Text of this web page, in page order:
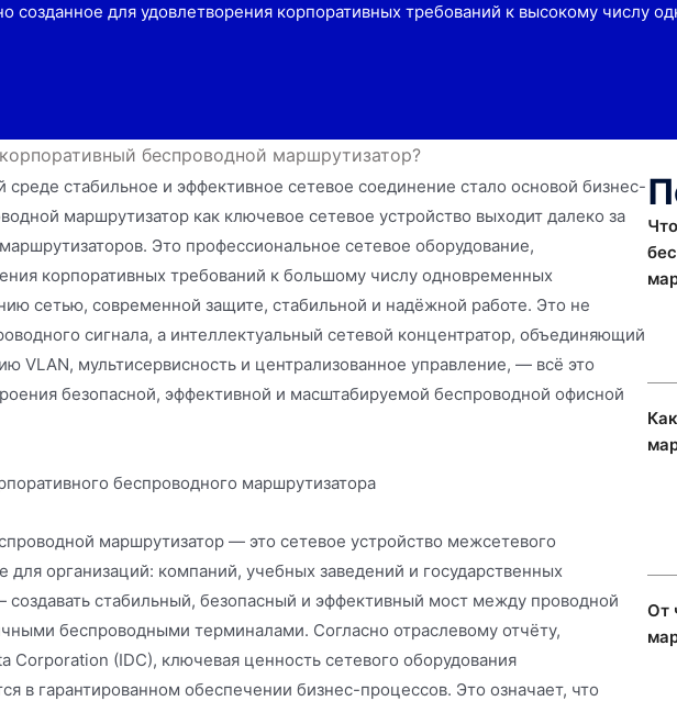
созданное для удовлетворения корпоративных требований к высокому числу
беспроводной маршрутизатор?
стабильное и эффективное сетевое соединение стало основой бизнес-
маршрутизатор как ключевое сетевое устройство выходит далеко за
Это профессиональное сетевое оборудование,
корпоративных требований к большому числу одновременных
сетью, современной защите, стабильной и надёжной работе. Это не
сигнала, а интеллектуальный сетевой концентратор, объединяющий
VLAN, мультисервисность и централизованное управление, — всё это
безопасной, эффективной и масштабируемой беспроводной офисной
беспроводного маршрутизатора
маршрутизатор — это сетевое устройство межсетевого
для организаций: компаний, учебных заведений и государственных
создавать стабильный, безопасный и эффективный мост между проводной
беспроводными терминалами. Согласно отраслевому отчёту,
Corporation (IDC), ключевая ценность сетевого оборудования
в гарантированном обеспечении бизнес-процессов. Это означает, что
От